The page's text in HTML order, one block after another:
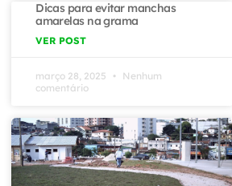
Dicas para evitar manchas
amarelas na grama
VER POST
março 28, 2025
Nenhum
comentário